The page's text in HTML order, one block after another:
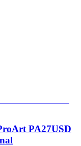
PA27USD